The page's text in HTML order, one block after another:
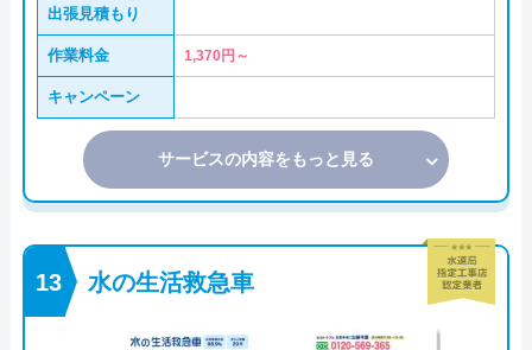
出張見積もり
作業料金 1,370円～
キャンペーン
サービスの内容をもっと見る
水の生活救急車